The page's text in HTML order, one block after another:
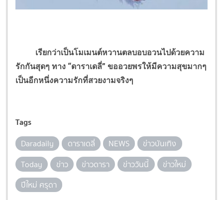
เรียกว่าเป็นโมเมนต์หวานตลบอบอวนไปด้วยความ
รักกันสุดๆ ทาง “ดาราเดลี่” ขออวยพรให้มีความสุขมากๆ
เป็นอีกหนึ่งความรักที่สวยงามจริงๆ
Tags
Daradaily ดาราเดลี่ NEWS
ข่าวบันเทิง
Today
ข่าว ข่าวดารา ข่าววันนี้
ข่าวใหม่
ปีใหม่ ศรุดา